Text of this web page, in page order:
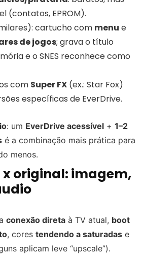
(contatos, EPROM).
cartucho com menu e
de jogos; grava o título
e o SNES reconhece como
com Super FX (ex.: Star Fox)
específicas de EverDrive.
: um EverDrive acessível + 1–2
é a combinação mais prática para
menos.
x original: imagem,
conexão direta à TV atual, boot
, cores tendendo a saturadas e
aplicam leve “upscale”).